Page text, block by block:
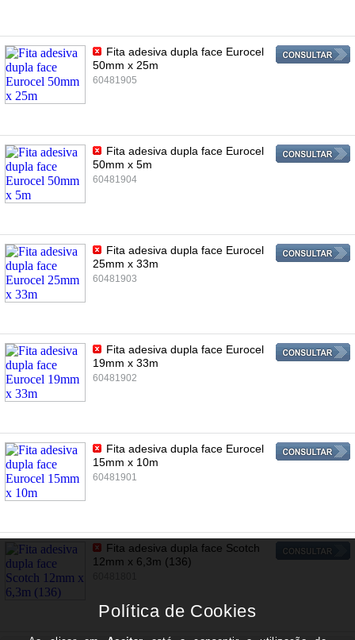
Fita adesiva dupla face Eurocel
50mm x 25m
60481905
Fita adesiva dupla face Eurocel
50mm x 5m
60481904
Fita adesiva dupla face Eurocel
25mm x 33m
60481903
Fita adesiva dupla face Eurocel
19mm x 33m
60481902
Fita adesiva dupla face Eurocel
15mm x 10m
60481901
Fita adesiva dupla face Scotch
12mm x 6,3m (136)